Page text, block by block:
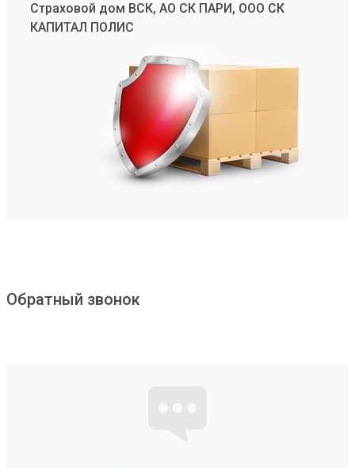
Страховой дом ВСК, АО СК ПАРИ, ООО СК
КАПИТАЛ ПОЛИС
Обратный звонок